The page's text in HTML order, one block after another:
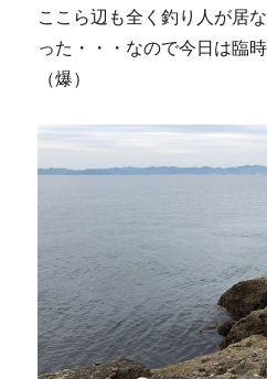
ここら辺も全く釣り人が居
った・・・なので今日は臨
（爆）